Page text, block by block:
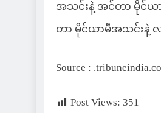
အသင်းနဲ့ အင်တာ မိုင်ယ
တာ မိုင်ယာမီအသင်းနဲ့ လ
Source :
Post Views: 351